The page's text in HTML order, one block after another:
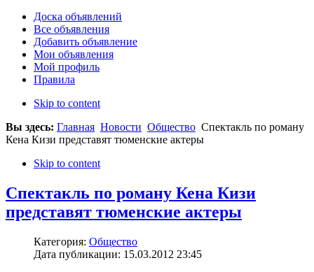
Доска объявлений
Все объявления
Добавить объявление
Мои объявления
Мой профиль
Правила
Skip to content
Вы здесь: Главная Новости Общество Спектакль по роману
Кена Кизи представят тюменские актеры
Skip to content
Спектакль по роману Кена Кизи
представят тюменские актеры
Категория: Общество
Дата публикации: 15.03.2012 23:45